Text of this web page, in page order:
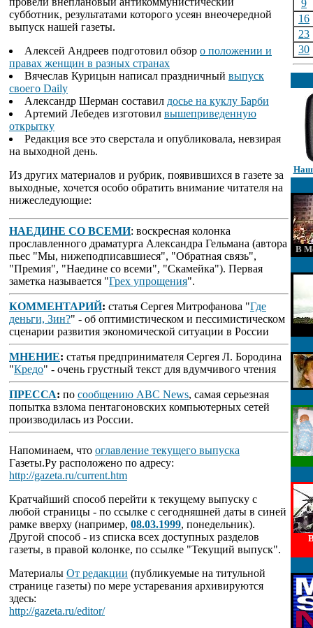
субботник, результатами которого усеян внеочередной
выпуск нашей газеты.
Алексей Андреев подготовил обзор о положении и
правах женщин в разных странах
Вячеслав Курицын написал праздничный выпуск
своего Daily
Александр Шерман составил досье на куклу Барби
Артемий Лебедев изготовил вышеприведенную
открытку
Редакция все это сверстала и опубликовала, невзирая
на выходной день.
Из других материалов и рубрик, появившихся в газете за
выходные, хочется особо обратить внимание читателя на
нижеследующие:
НАЕДИНЕ СО ВСЕМИ: воскресная колонка
прославленного драматурга Александра Гельмана (автора
пьес "Мы, нижеподписавшиеся", "Обратная связь",
"Премия", "Наедине со всеми", "Скамейка"). Первая
заметка называется "Грех упрощения".
КОММЕНТАРИЙ: статья Сергея Митрофанова "Где
деньги, Зин?" - об оптимистическом и пессимистическом
сценарии развития экономической ситуации в России
МНЕНИЕ: статья предпринимателя Сергея Л. Бородина
"Кредо" - очень грустный текст для вдумчивого чтения
ПРЕССА: по сообщению ABC News, самая серьезная
попытка взлома пентагоновских компьютерных сетей
производилась из России.
Напоминаем, что оглавление текущего выпуска
Газеты.Ру расположено по адресу:
http://gazeta.ru/current.htm
Кратчайший способ перейти к текущему выпуску с
любой страницы - по ссылке с сегодняшней даты в синей
рамке вверху (например, 08.03.1999, понедельник).
Другой способ - из списка всех доступных разделов
газеты, в правой колонке, по ссылке "Текущий выпуск".
Материалы От редакции (публикуемые на титульной
странице газеты) по мере устаревания архивируются
здесь:
http://gazeta.ru/editor/
9
16
23
30
В